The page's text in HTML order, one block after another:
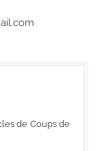
de Coups de